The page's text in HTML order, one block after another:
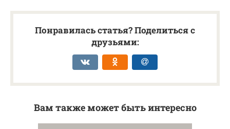
Понравилась статья? Поделиться с
друзьями:
Вам также может быть интересно